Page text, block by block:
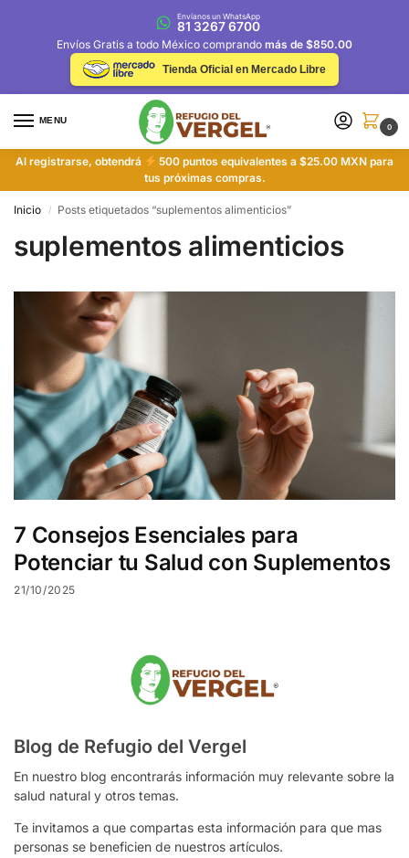
Envíanos un WhatsApp
81 3267 6700
Envíos Gratis a todo México comprando más de $850.00
Tienda Oficial en Mercado Libre
MENU
0
Al registrarse, obtendrá
500 puntos equivalentes a $25.00 MXN para
tus próximas compras.
Inicio / Posts etiquetados “suplementos alimenticios”
suplementos alimenticios
7 Consejos Esenciales para
Potenciar tu Salud con Suplementos
21/10/2025
Blog de Refugio del Vergel
En nuestro blog encontrarás información muy relevante sobre la
salud natural y otros temas.
Te invitamos a que compartas esta información para que mas
personas se beneficien de nuestros artículos.